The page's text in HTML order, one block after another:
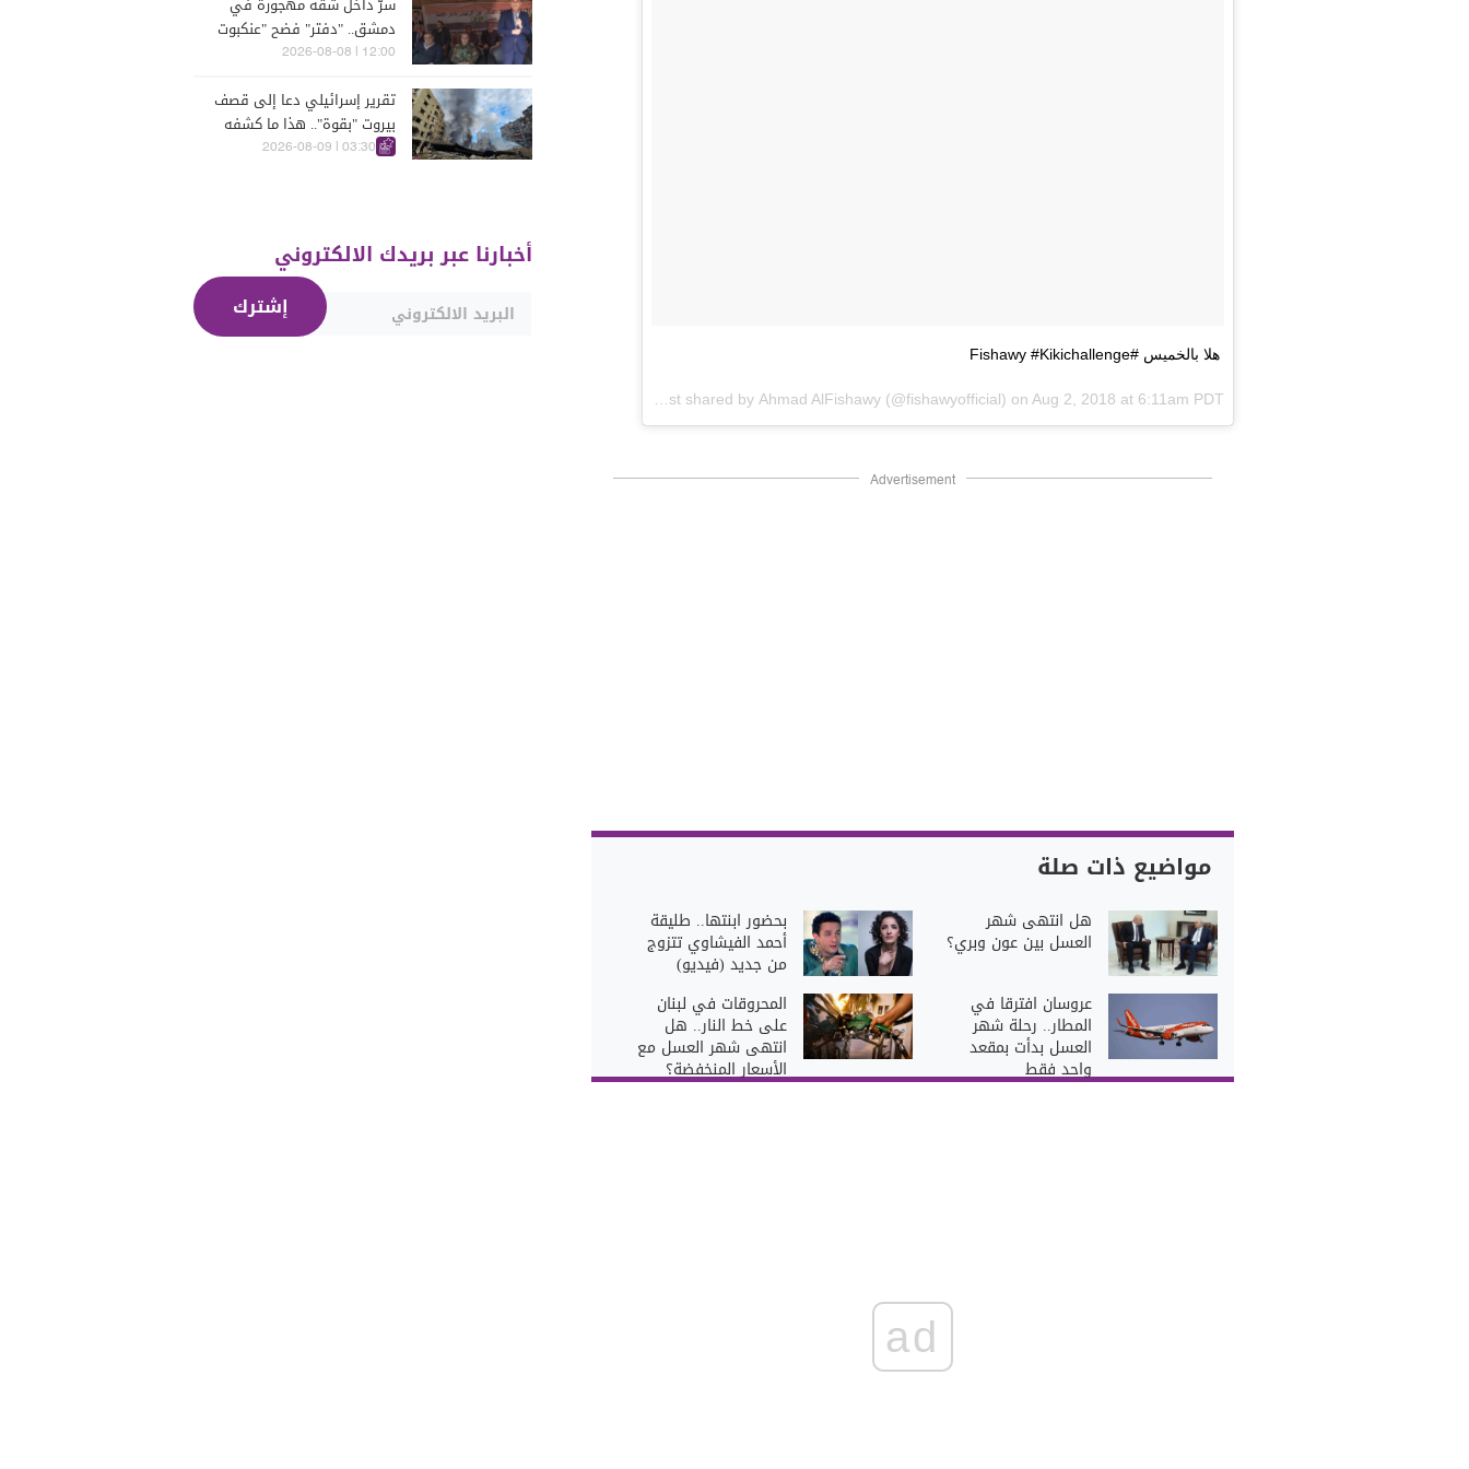
هلا بالخميس #Fishawy #Kikichallenge
Ahmad AlFishawy (@fishawyofficial) on Aug 2, 2018 at 6:11am PDT
Advertisement
مواضيع ذات صلة
هل انتهى شهر
العسل بين عون وبري؟
بحضور ابنتها.. طليقة
أحمد الفيشاوي تتزوج
من جديد (فيديو)
عروسان افترقا في
المطار.. رحلة شهر
العسل بدأت بمقعد
واحد فقط
المحروقات في لبنان
على خط النار.. هل
انتهى شهر العسل مع
الأسعار المنخفضة؟
ad
دمشق.. "دفتر" فضح "عنكبوت
الأسد"!"
12:00 | 2026-08-08
تقرير إسرائيلي دعا إلى قصف
بيروت "بقوة".. هذا ما كشفه
03:30 | 2026-08-09
أخبارنا عبر بريدك الالكتروني
إشترك